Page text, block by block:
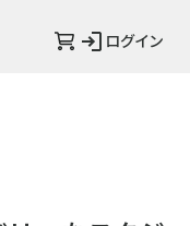
ログイン